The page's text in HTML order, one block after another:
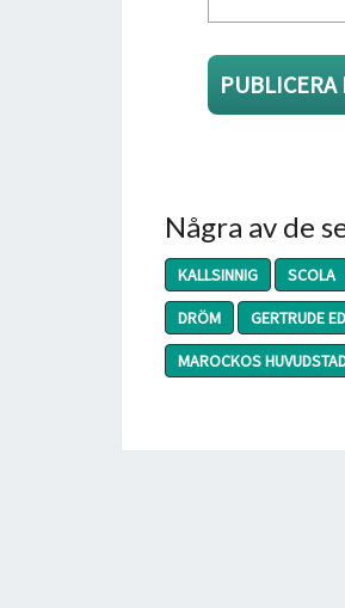
Några av de
KALLSINNIG SCOLA
DRÖM
GERTRUDE
MAROCKOS